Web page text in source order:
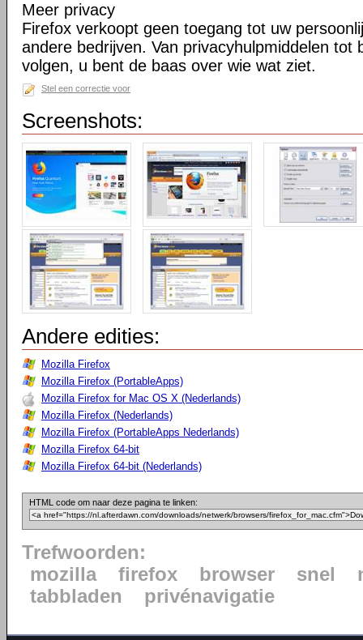
Meer privacy
Firefox verkoopt geen toegang tot uw
andere bedrijven. Van privacyhulpmiddelen tot
volgen, u bent de baas over wie wat ziet.
Stel een correctie voor
Screenshots:
Andere edities:
Mozilla Firefox
Mozilla Firefox (PortableApps)
Mozilla Firefox for Mac OS X (Nederlands)
Mozilla Firefox (Nederlands)
Mozilla Firefox (PortableApps Nederlands)
Mozilla Firefox 64-bit
Mozilla Firefox 64-bit (Nederlands)
HTML code om naar deze pagina te linken:
Trefwoorden:
mozilla
firefox browser snel
tabbladen
privénavigatie